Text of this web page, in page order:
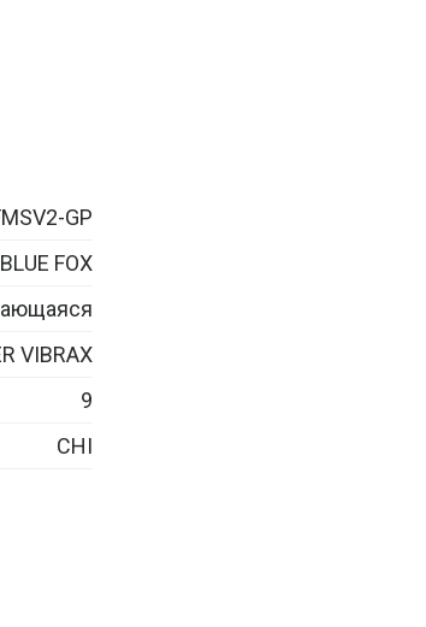
GP
BLUE FOX
VIBRAX
9
CHI